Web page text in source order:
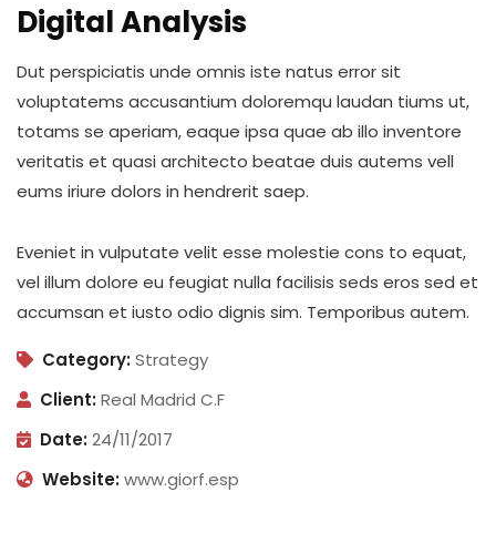
Digital Analysis
Dut perspiciatis unde omnis iste natus error sit
voluptatems accusantium doloremqu laudan tiums ut,
totams se aperiam, eaque ipsa quae ab illo inventore
veritatis et quasi architecto beatae duis autems vell
eums iriure dolors in hendrerit saep.
Eveniet in vulputate velit esse molestie cons to equat,
vel illum dolore eu feugiat nulla facilisis seds eros sed et
accumsan et iusto odio dignis sim. Temporibus autem.
Category:Strategy
Client:Real Madrid C.F
Date:24/11/2017
Website:www.giorf.esp